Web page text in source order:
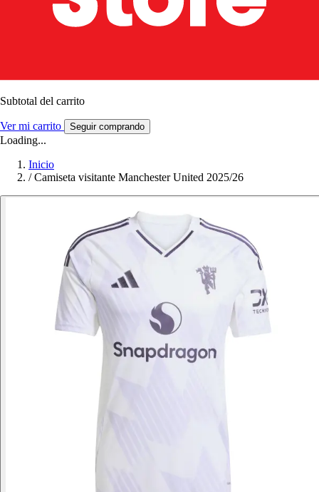
Subtotal del carrito
Ver mi carrito Seguir comprando
Loading...
Inicio
/ Camiseta visitante Manchester United 2025/26